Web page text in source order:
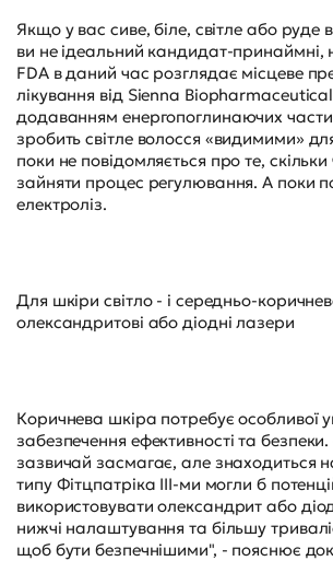
Якщо у вас сиве, біле, світле або руде
ви не ідеальний кандидат-
FDA в даний час розглядає місцеве
лікування від Sienna
додаванням енергопоглинаючих
зробить світле волосся «видимими»
поки не повідомляється про те,
зайняти процес регулювання. А поки
електроліз.
Для шкіри світло - і середньо-
олександритові або діодні лазери
Коричнева шкіра потребує особливої
забезпечення ефективності та
зазвичай засмагає, але знаходиться
типу Фітцпатріка III-ми могли б
використовувати олександрит або
нижчі налаштування та більшу
щоб бути безпечнішими", - пояснює